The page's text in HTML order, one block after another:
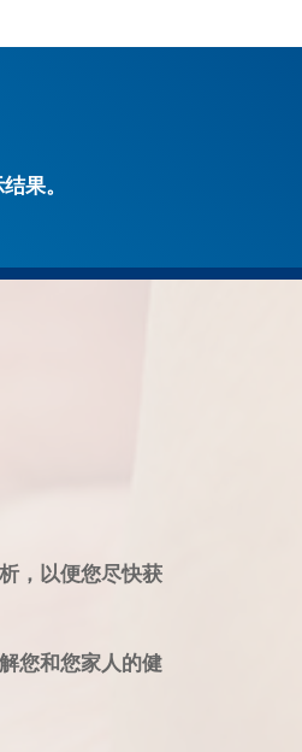
果。
，以便您尽快获
您和您家人的健